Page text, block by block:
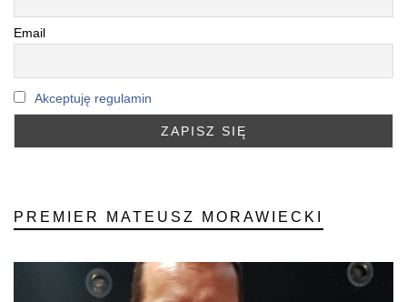
Email
Akceptuję regulamin
PREMIER MATEUSZ MORAWIECKI